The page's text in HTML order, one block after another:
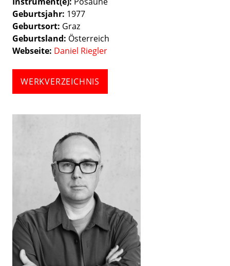
Geburtsjahr 1977
Geburtsort Graz
Geburtsland Österreich
Webseite Daniel Riegler
WERKVERZEICHNIS